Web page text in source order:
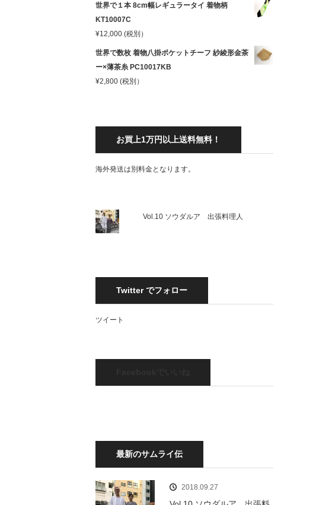
世界で１本 8cm幅レギュラータイ 着物柄
KT10007C
¥12,000 (税別）
世界で数枚 着物八掛ポケットチーフ 紗綾形金茶
ー×薄茶糸 PC10017KB
¥2,800 (税別）
お買上1万円以上送料無料！
海外発送は別料金となります。
Vol.10 ソウダルア 出張料理人
Twitter でフォロー
ツイート
最新のサムライ伝
2018.09.27